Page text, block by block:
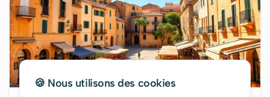
🍪 Nous utilisons des cookies